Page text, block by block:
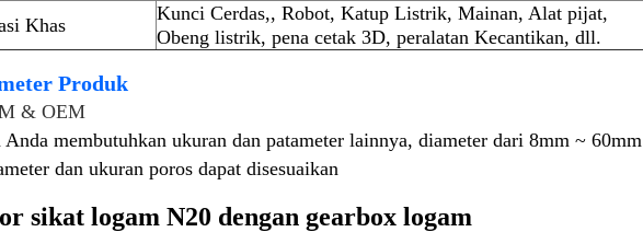
Khas
Kunci Cerdas,, Robot, Katup Listrik, Mainan, Alat pijat,
Obeng listrik, pena cetak 3D, peralatan Kecantikan, dll.
Produk
& OEM
Anda membutuhkan ukuran dan patameter lainnya, diameter dari 8mm ~ 60mm
dan ukuran poros dapat disesuaikan
sikat logam N20 dengan gearbox logam